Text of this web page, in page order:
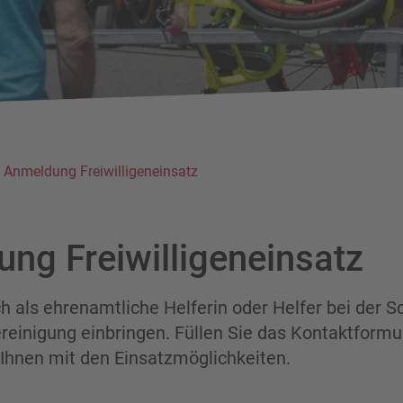
Anmeldung Freiwilligeneinsatz
Freiwilligeneinsatz
als ehrenamtliche Helferin oder Helfer bei der
einbringen. Füllen Sie das
mit den Einsatzmöglichkeiten.